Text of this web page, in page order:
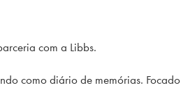
com a Libbs.
como diário de memórias. Focado